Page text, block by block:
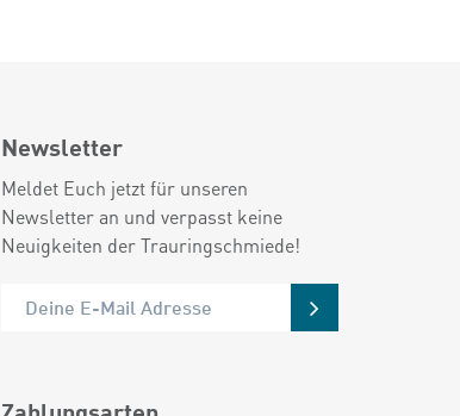
Newsletter
Meldet Euch jetzt für unseren
Newsletter an und verpasst keine
Neuigkeiten der Trauringschmiede!